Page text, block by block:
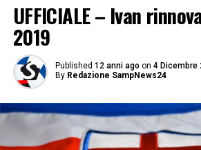
UFFICIALE – Ivan
2019
Published 12 anni ago on 4 Dicembre
By Redazione SampNews24